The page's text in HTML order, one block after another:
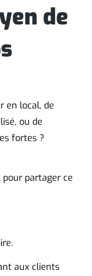
de
en local, de
ou de
fortes ?
partager ce
aux clients